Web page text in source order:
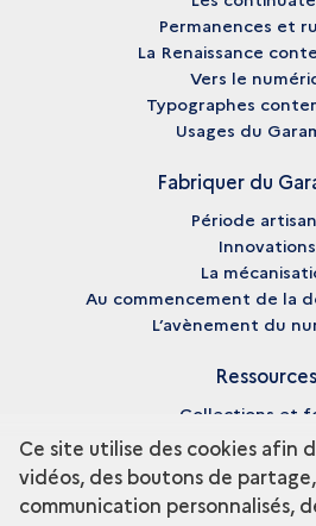
Permanences et
La Renaissance
Vers le
Typographes
Usages du
Fabriquer du
Période
Innovations
La
Au commencement de la
L’avènement du
Ressources
Collections et
Enseignement et
Fiches
Pédagogie
Ce site utilise des cookies afin
vidéos, des boutons de
communication personnalisés,